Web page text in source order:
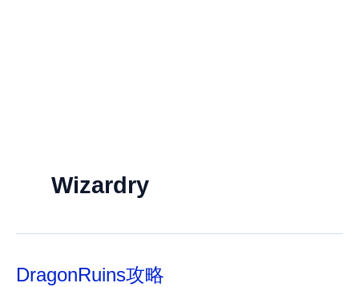
Wizardry
DragonRuins攻略